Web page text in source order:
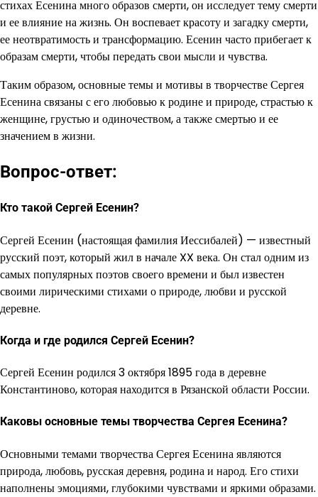
стихах Есенина много образов смерти, он исследует тему смерти
и ее влияние на жизнь. Он воспевает красоту и загадку смерти,
ее неотвратимость и трансформацию. Есенин часто прибегает к
образам смерти, чтобы передать свои мысли и чувства.
Таким образом, основные темы и мотивы в творчестве Сергея
Есенина связаны с его любовью к родине и природе, страстью к
женщине, грустью и одиночеством, а также смертью и ее
значением в жизни.
Вопрос-ответ:
Кто такой Сергей Есенин?
Сергей Есенин (настоящая фамилия Иессибалей) — известный
русский поэт, который жил в начале XX века. Он стал одним из
самых популярных поэтов своего времени и был известен
своими лирическими стихами о природе, любви и русской
деревне.
Когда и где родился Сергей Есенин?
Сергей Есенин родился 3 октября 1895 года в деревне
Константиново, которая находится в Рязанской области России.
Каковы основные темы творчества Сергея Есенина?
Основными темами творчества Сергея Есенина являются
природа, любовь, русская деревня, родина и народ. Его стихи
наполнены эмоциями, глубокими чувствами и яркими образами.